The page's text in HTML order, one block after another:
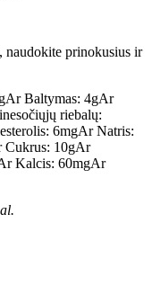
naudokite prinokusius ir
gArBaltymas: 4gAr
riebalų:
6mgArNatris:
Cukrus: 10gAr
Kalcis: 60mgAr